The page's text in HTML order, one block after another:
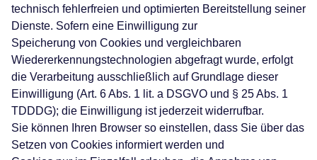
technisch fehlerfreien und optimierten Bereitstellung seiner
Dienste. Sofern eine Einwilligung zur
Speicherung von Cookies und vergleichbaren
Wiedererkennungstechnologien abgefragt wurde, erfolgt
die Verarbeitung ausschließlich auf Grundlage dieser
Einwilligung (Art. 6 Abs. 1 lit. a DSGVO und § 25 Abs. 1
TDDDG); die Einwilligung ist jederzeit widerrufbar.
Sie können Ihren Browser so einstellen, dass Sie über das
Setzen von Cookies informiert werden und